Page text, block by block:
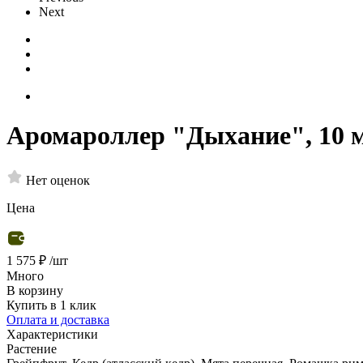
Next
Аромароллер "Дыхание", 10
Нет оценок
Цена
1 575 ₽ /шт
Много
В корзину
Купить в 1 клик
Оплата и доставка
Характеристики
Растение